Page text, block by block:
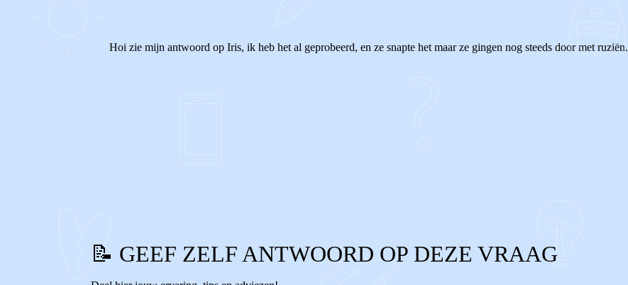
Hoi zie mijn antwoord op Iris, ik heb het al geprobeerd, en ze snapte het maar ze gingen nog steeds door met ruziën.
📝 GEEF ZELF ANTWOORD OP DEZE VRAAG